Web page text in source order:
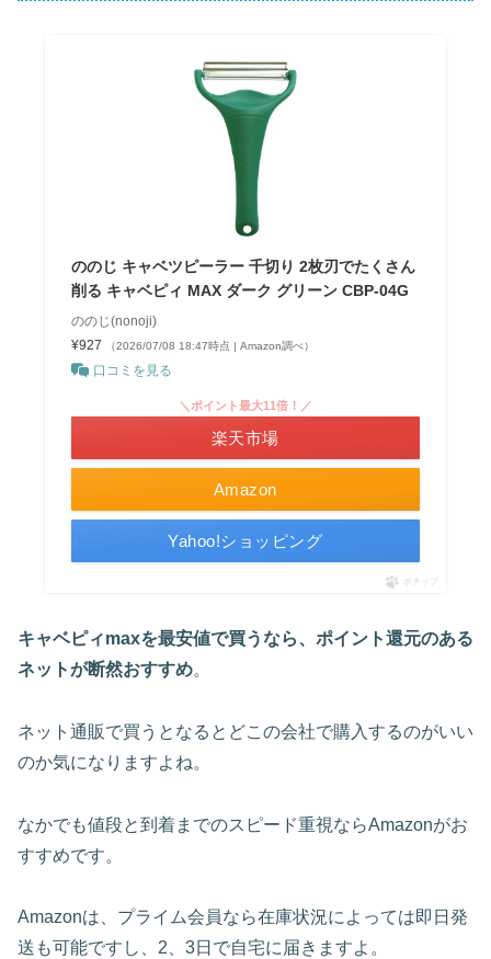
ののじ キャベツピーラー 千切り 2枚刃でたくさん
削る キャベピィ MAX ダーク グリーン CBP-04G
ののじ(nonoji)
¥927
（2026/07/08 18:47時点 | Amazon調べ）
口コミを見る
Amazon
＼ポイント最大11倍！／
楽天市場
Yahoo!ショッピング
ポチップ
キャベピィmaxを最安値で買うなら、ポイント還元のある
ネットが断然おすすめ。
ネット通販で買うとなるとどこの会社で購入するのがいい
のか気になりますよね。
なかでも値段と到着までのスピード重視ならAmazonがお
すすめです。
Amazonは、プライム会員なら在庫状況によっては即日発
送も可能ですし、2、3日で自宅に届きますよ。